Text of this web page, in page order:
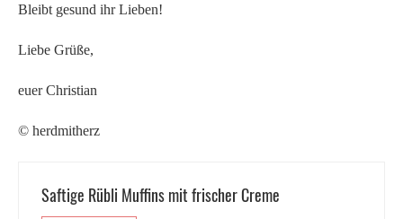
Bleibt gesund ihr Lieben!
Liebe Grüße,
euer Christian
© herdmitherz
Saftige Rübli Muffins mit frischer Creme